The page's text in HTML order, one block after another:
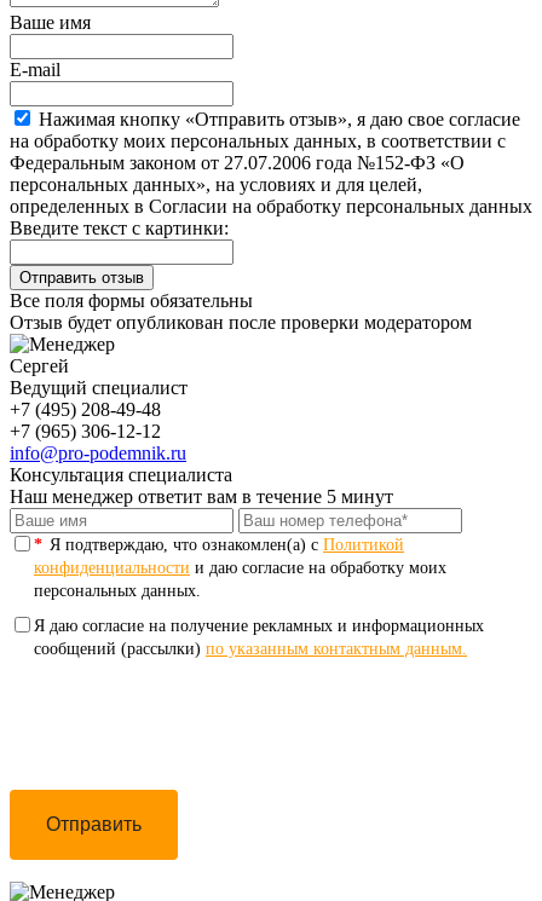
Ваше имя
E-mail
Нажимая кнопку «Отправить отзыв», я даю свое согласие
на обработку моих персональных данных, в соответствии с
Федеральным законом от 27.07.2006 года №152-ФЗ «О
персональных данных», на условиях и для целей,
определенных в Согласии на обработку персональных данных
Введите текст с картинки:
Все поля формы обязательны
Отзыв будет опубликован после проверки модератором
Сергей
Ведущий специалист
+7 (495) 208-49-48
+7 (965) 306-12-12
info@pro-podemnik.ru
Консультация специалиста
Наш менеджер ответит вам в течение 5 минут
* Я подтверждаю, что ознакомлен(а) с Политикой
конфиденциальности и даю согласие на обработку моих
персональных данных.
Я даю согласие на получение рекламных и информационных
сообщений (рассылки) по указанным контактным данным.
Отправить